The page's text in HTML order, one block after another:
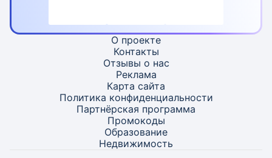
О проекте
Контакты
Отзывы о нас
Реклама
Карта сайта
Политика конфиденциальности
Партнёрская программа
Промокоды
Образование
Недвижимость